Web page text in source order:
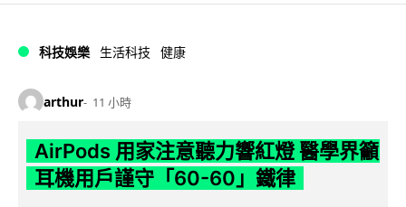
科技娛樂 生活科技 健康
arthur 11 小時
AirPods 用家注意聽力響紅燈 醫學界籲
耳機用戶謹守「60-60」鐵律